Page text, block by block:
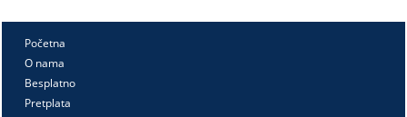
Početna
O nama
Besplatno
Pretplata